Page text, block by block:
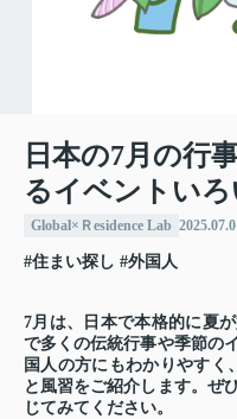
日本の7月の行
るイベントい
Global×Ｒesidence Lab
#住まい探し #外国人
7月は、日本で本格的に夏
で多くの伝統行事や季節の
国人の方にもわかりやすく
と風習をご紹介します。ぜ
じてみてください。